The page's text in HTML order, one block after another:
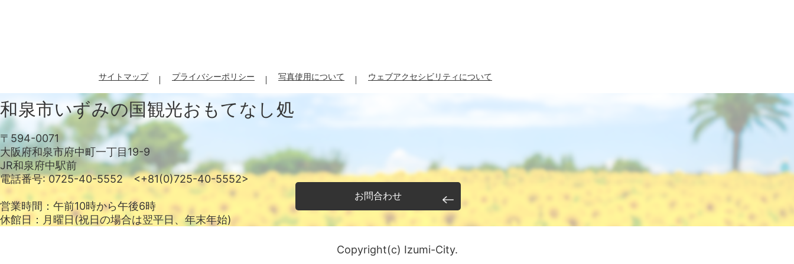
サイトマップ プライバシーポリシー 写真使用について ウェブアクセシビリティについて
和泉市いずみの国観光おもてなし処
〒594-0071
大阪府和泉市府中町一丁目19-9
JR和泉府中駅前
電話番号: 0725-40-5552 <+81(0)725-40-5552>
営業時間：午前10時から午後6時
休館日：月曜日(祝日の場合は翌平日、年末年始)
お問合わせ
Copyright(c) Izumi-City.